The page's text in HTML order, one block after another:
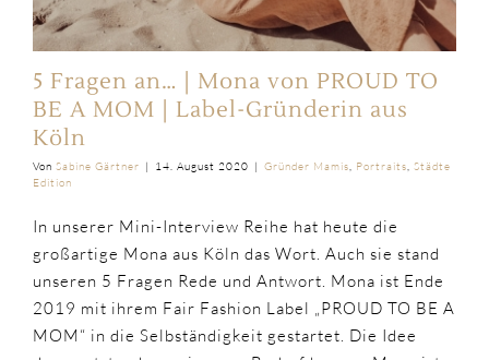
5 Fragen an… | Mona von PROUD TO
BE A MOM | Label-Gründerin aus
Köln
Von Sabine Gärtner | 14. August 2020 | Gründer Mamis, Portraits, Städte
Edition
In unserer Mini-Interview Reihe hat heute die
großartige Mona aus Köln das Wort. Auch sie stand
unseren 5 Fragen Rede und Antwort. Mona ist Ende
2019 mit ihrem Fair Fashion Label „PROUD TO BE A
MOM“ in die Selbständigkeit gestartet. Die Idee